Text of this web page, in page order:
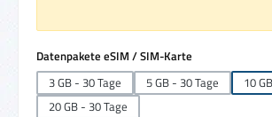
Datenpakete eSIM / SIM-Karte
3 GB - 30 Tage
5 GB - 30 Tage
10
20 GB - 30 Tage